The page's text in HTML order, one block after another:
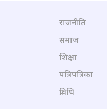
राजनीति
समाज
शिक्षा
पत्रिपत्रिका
प्रविधि